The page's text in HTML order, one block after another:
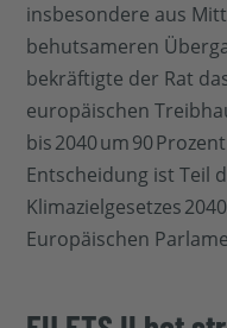
insbesondere aus
behutsameren
bekräftigte der Rat
europäischen
bis 2040 um 90
Entscheidung ist Teil
Klimazielgesetzes
Europäischen